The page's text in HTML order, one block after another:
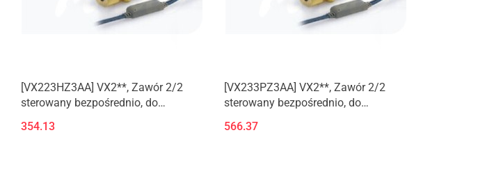
[VX223HZ3AA] VX2**, Zawór 2/2
sterowany bezpośrednio, do
podciśnienia/wody/oleju/pary.
354.13
[VX233PZ3AA] VX2**, Zawór 2/2
sterowany bezpośrednio, do
podciśnienia/wody/oleju/pary.
566.37